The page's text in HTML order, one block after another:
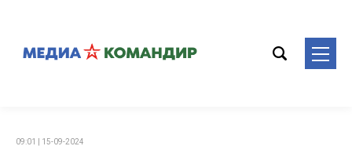
09:01 | 15-09-2024